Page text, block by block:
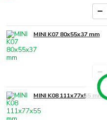
MINI K07 80x55x37 mm
MINI K08 111x77x55 mm